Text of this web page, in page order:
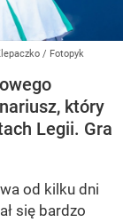
/ Fotopyk
który
Legii. Gra
od kilku dni
się bardzo